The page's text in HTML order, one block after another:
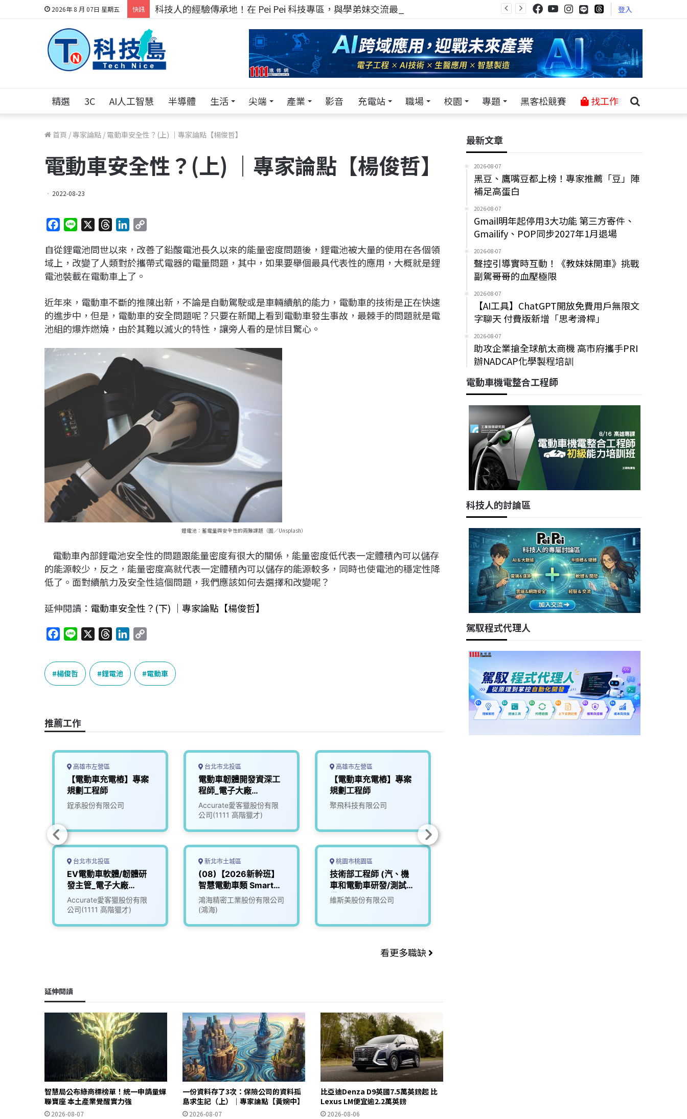
2026年 8 月 07日 星期五 快訊 科技人的經驗傳承地！在 Pei Pei 科技專區，與學弟妹交流最硬核的技術 登入
精選 3C AI人工智慧 半導體 生活 尖端 產業 影音 充電站 職場 校園 專題 黑客松競賽 找工作
首頁 /專家論點 / 電動車安全性？(上) ｜專家論點【楊俊哲】
電動車安全性？(上) ｜專家論點【楊俊哲】
2022-08-23
c
e
b
o
k
n
e
r
e
a
s
n
k
e
I
n
p
y
n
k
自從鋰電池問世以來，改善了鉛酸電池長久以來的能量密度問題後，鋰電池被大量的使用在各個領
域上，改變了人類對於攜帶式電器的電量問題，其中，如果要舉個最具代表性的應用，大概就是鋰
電池裝載在電動車上了。
近年來，電動車不斷的推陳出新，不論是自動駕駛或是車輛續航的能力，電動車的技術是正在快速
的進步中，但是，電動車的安全問題呢？只要在新聞上看到電動車發生事故，最棘手的問題就是電
池組的爆炸燃燒，由於其難以滅火的特性，讓旁人看的是怵目驚心。
鋰電池：蓄電量與安全性的兩難課題（圖／Unsplash）
電動車內部鋰電池安全性的問題跟能量密度有很大的關係，能量密度低代表一定體積內可以儲存
的能源較少，反之，能量密度高就代表一定體積內可以儲存的能源較多，同時也使電池的穩定性降
低了。面對續航力及安全性這個問題，我們應該如何去選擇和改變呢？
延伸閱讀： 電動車安全性？(下) ｜專家論點【楊俊哲】
c
e
b
k
n
e
r
e
a
k
p
y
L
楊俊哲 鋰電池 電動車
推薦工作
高雄市左營區
【電動車充電樁】專案
規劃工程師
鋥承股份有限公司
台北市北投區
EV電動車軟體/韌體研
發主管_電子大廠
(3010018)
Accurate愛客獵股份有限
公司(1111 高階獵才)
台北市北投區
電動車韌體開發資深工
程師_電子大廠
(3010016)
Accurate愛客獵股份有限
公司(1111 高階獵才)
新北市土城區
(08)【2026新幹班】
智慧電動車類 Smart
EV
鴻海精密工業股份有限公司
(鴻海)
高雄市左營區
【電動車充電樁】專案
規劃工程師
聚飛科技有限公司
桃園市桃園區
技術部工程師 (汽、機
車和電動車研發/測試設
備)
維斯美股份有限公司
看更多職缺
延伸閱讀
智慧局公布綠商標榜單！統一申請量蟬
聯寶座 本土產業覺醒實力強
2026-08-07
一份資料存了3次：保險公司的資料孤
島求生記（上）｜專家論點【黃婉中】
2026-08-07
比亞迪Denza D9英國7.5萬英鎊起 比
Lexus LM便宜逾2.2萬英鎊
2026-08-06
最新文章
2026-08-07
黑豆、鷹嘴豆都上榜！專家推薦「豆」陣
補足高蛋白
2026-08-07
Gmail明年起停用3大功能 第三方寄件、
Gmailify、POP同步2027年1月退場
2026-08-07
聲控引導實時互動！《教妹妹開車》挑戰
副駕哥哥的血壓極限
2026-08-07
【AI工具】ChatGPT開放免費用戶無限文
字聊天 付費版新增「思考滑桿」
2026-08-07
助攻企業搶全球航太商機 高市府攜手PRI
辦NADCAP化學製程培訓
電動車機電整合工程師
科技人的討論區
駕馭程式代理人